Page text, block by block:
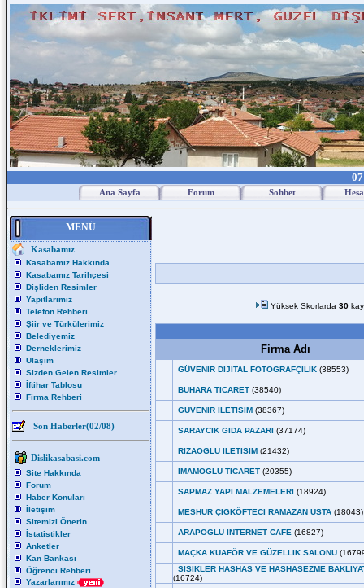
Ana Sayfa Forum Sohbet
MENÜ
Kasabamız
Kasabamız Hakkında
Kasabamız Tarihçesi
Dişliden Resimler
Yapıtlarımız
Telefon Rehberi
Şiir ve Türkülerimiz
Belediyemiz
Derneklerimiz
Ulaşım
Sizden Gelen Resimler
İftihar Tablosu
Firma Rehberi
Son Haberler(02/08)
Dislikasabasi.com
Site Hakkında
Forum
Haber Konuları
İletişim
Sitemizi Önerin
İstatistikler
Anketler
Kan Bankası
Öğrenci Rehberi
Yazarlarımız
Yüksek Skorlarda 30
Firma Adı
GÜVENIR DIJITAL FOTOGRAFÇILIK (38553)
BUHARA TICARET (38540)
GÜVENIR ILETISIM (38367)
SARAYCIK GIDA PAZARI (37174)
RIZAOGLU ILETISIM (21432)
IMAMOGLU TICARET (20355)
SAPMAZ YAPI MALZEMELERI (18924)
MESHUR ÇIGKÖFTECI RAMAZAN USTA (18043)
ARAPOGLU INTERNET CAFE (16827)
MAÇKA KUAFÖR VE GÜZELLIK SALONU
SISIKLER HASHAS VE HASHASEZME
(16724)